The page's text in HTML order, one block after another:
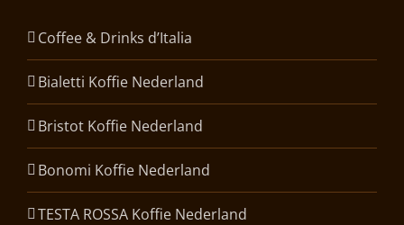
Coffee & Drinks d’Italia
Bialetti Koffie Nederland
Bristot Koffie Nederland
Bonomi Koffie Nederland
TESTA ROSSA Koffie Nederland